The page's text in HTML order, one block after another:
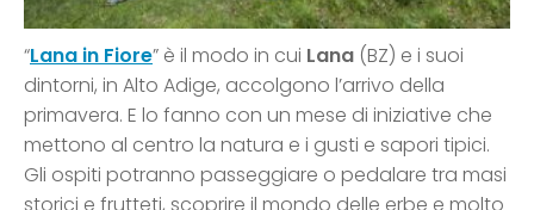
“Lana in Fiore” è il modo in cui Lana (BZ) e i suoi
dintorni, in Alto Adige, accolgono l’arrivo della
primavera. E lo fanno con un mese di iniziative che
mettono al centro la natura e i gusti e sapori tipici.
Gli ospiti potranno passeggiare o pedalare tra masi